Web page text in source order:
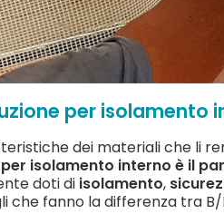
per isolamento
dei materiali che li
isolamento interno è il
doti di isolamento,
che fanno la differenza tra